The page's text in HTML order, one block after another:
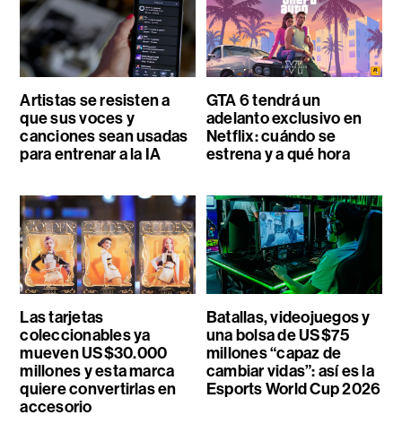
Artistas se resisten a
que sus voces y
canciones sean usadas
para entrenar a la IA
GTA 6 tendrá un
adelanto exclusivo en
Netflix: cuándo se
estrena y a qué hora
Las tarjetas
coleccionables ya
mueven US$30.000
millones y esta marca
quiere convertirlas en
accesorio
Batallas, videojuegos y
una bolsa de US$75
millones “capaz de
cambiar vidas”: así es la
Esports World Cup 2026